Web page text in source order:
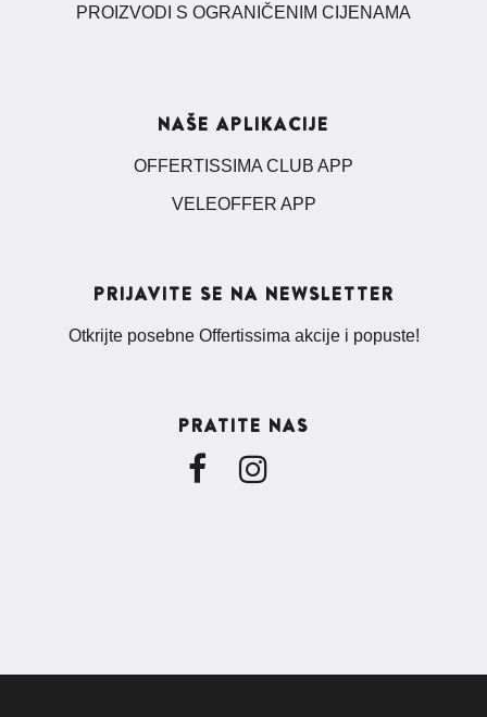
PROIZVODI S OGRANIČENIM CIJENAMA
NAŠE APLIKACIJE
OFFERTISSIMA CLUB APP
VELEOFFER APP
PRIJAVITE SE NA NEWSLETTER
Otkrijte posebne Offertissima akcije i popuste!
PRATITE NAS